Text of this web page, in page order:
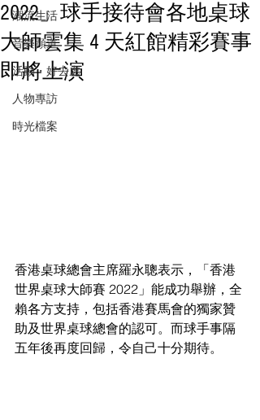
潮流生活
音樂頻道
活動・好去處
人物專訪
時光檔案
2022」球手接待會各地桌球
大師雲集 4 天紅館精彩賽事
即將上演
香港桌球總會主席羅永聰表示，「香港
世界桌球大師賽 2022」能成功舉辦，全
賴各方支持，包括香港賽馬會的獨家贊
助及世界桌球總會的認可。而球手事隔
五年後再度回歸，令自己十分期待。